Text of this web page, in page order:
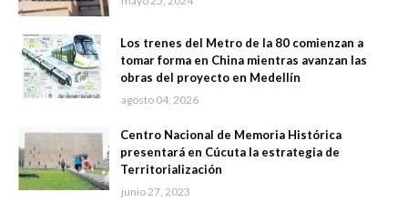
Los trenes del Metro de la 80 comienzan a
tomar forma en China mientras avanzan las
obras del proyecto en Medellín
agosto 04, 2026
Centro Nacional de Memoria Histórica
presentará en Cúcuta la estrategia de
Territorialización
junio 27, 2023